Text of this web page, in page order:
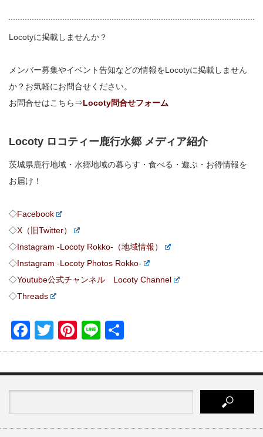
Locotyに掲載しませんか？
メンバー募集やイベント告知などの情報をLocotyに掲載しません
か？お気軽にお問合せください。
お問合せはこちら⇒Locoty問合せフォーム
Locoty ロコティー鹿行水郷 メディア紹介
茨城県鹿行地域・水郷地域の暮らす・食べる・遊ぶ・お得情報を
お届け！
◇Facebook
◇X（旧Twitter）
◇Instagram -Locoty Rokko-（地域情報）
◇Instagram -Locoty Photos Rokko-
◇Youtube公式チャンネル Locoty Channel
◇Threads
Facebook
TwitterPinterest
Line
有